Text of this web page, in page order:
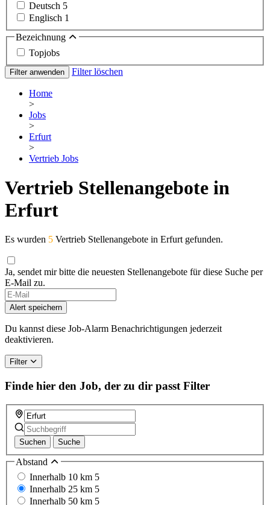
Deutsch 5
Englisch 1
Bezeichnung
Topjobs
Filter anwenden Filter löschen
Home
>
Jobs
>
Erfurt
>
Vertrieb Jobs
Vertrieb Stellenangebote in
Erfurt
Es wurden 5 Vertrieb Stellenangebote in Erfurt gefunden.
Ja, sendet mir bitte die neuesten Stellenangebote für diese Suche per
E-Mail zu.
Alert speichern
Du kannst diese Job-Alarm Benachrichtigungen jederzeit
deaktivieren.
Filter
Finde hier den Job, der zu dir passt Filter
Suchen Suche
Abstand
Innerhalb 10 km 5
Innerhalb 25 km 5
Innerhalb 50 km 5